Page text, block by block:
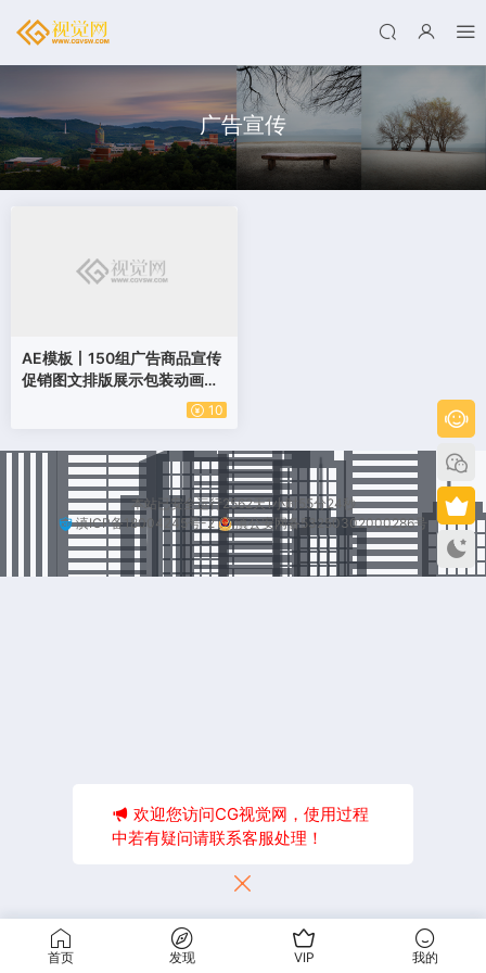
广告宣传
AE模板丨150组广告商品宣传
促销图文排版展示包装动画工
10
本站已安全运行2562天1小时55分24秒
滇ICP备18004245号-2
滇公安网备53250302000286号
首页 发现 VIP 我的
欢迎您访问CG视觉网，使用过程
中若有疑问请联系客服处理！